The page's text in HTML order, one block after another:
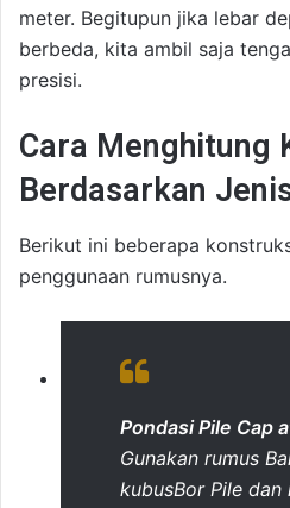
meter. Begitupun jika lebar
berbeda, kita ambil saja
presisi.
Cara Menghitung
Berdasarkan
Berikut ini beberapa
penggunaan rumusnya.
Pondasi Pile Cap
Gunakan rumus
kubusBor Pile dan